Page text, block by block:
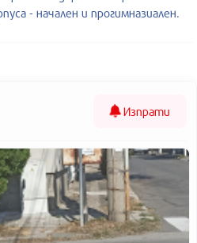
- начален и прогимназиален.
Изпрати